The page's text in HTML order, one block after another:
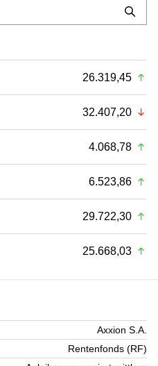
26.319,45
32.407,20
4.068,78
6.523,86
29.722,30
25.668,03
Axxion S.A.
Rentenfonds (RF)